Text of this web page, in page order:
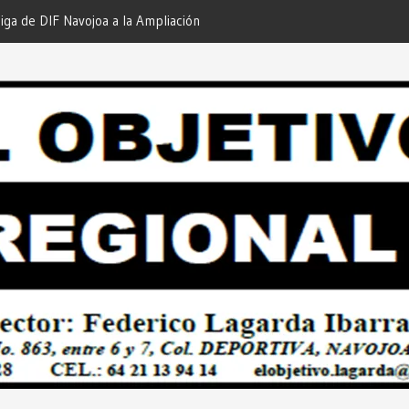
de DIF Navojoa a la Ampliación
de Servicios… Desde: Redacción
Nuestras Familias!…